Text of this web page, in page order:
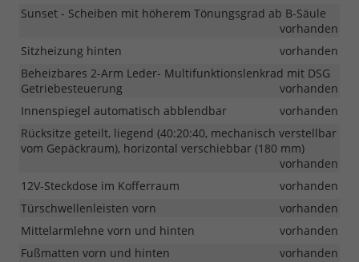
Sunset - Scheiben mit höherem Tönungsgrad ab B-Säule
vorhanden
Sitzheizung hinten
vorhanden
Beheizbares 2-Arm Leder- Multifunktionslenkrad mit DSG
Getriebesteuerung
vorhanden
Innenspiegel automatisch abblendbar
vorhanden
Rücksitze geteilt, liegend (40:20:40, mechanisch verstellbar
vom Gepäckraum), horizontal verschiebbar (180 mm)
vorhanden
12V-Steckdose im Kofferraum
vorhanden
Türschwellenleisten vorn
vorhanden
Mittelarmlehne vorn und hinten
vorhanden
Fußmatten vorn und hinten
vorhanden